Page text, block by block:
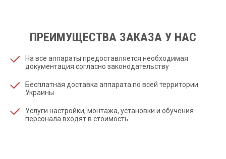
ПРЕИМУЩЕСТВА ЗАКАЗА У НАС
На все аппараты предоставляется необходимая
документация согласно законодательству
Бесплатная доставка аппарата по всей территории
Украины
Услуги настройки, монтажа, установки и обучения
персонала входят в стоимость